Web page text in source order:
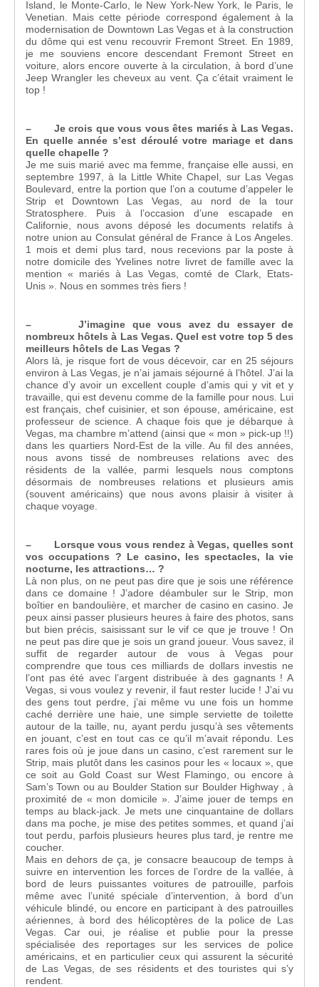
Island, le Monte-Carlo, le New York-New York, le Paris, le
Venetian. Mais cette période correspond également à la
modernisation de Downtown Las Vegas et à la construction
du dôme qui est venu recouvrir Fremont Street. En 1989,
je me souviens encore descendant Fremont Street en
voiture, alors encore ouverte à la circulation, à bord d’une
Jeep Wrangler les cheveux au vent. Ça c’était vraiment le
top !
– Je crois que vous vous êtes mariés à Las Vegas.
En quelle année s’est déroulé votre mariage et dans
quelle chapelle ?
Je me suis marié avec ma femme, française elle aussi, en
septembre 1997, à la Little White Chapel, sur Las Vegas
Boulevard, entre la portion que l’on a coutume d’appeler le
Strip et Downtown Las Vegas, au nord de la tour
Stratosphere. Puis à l’occasion d’une escapade en
Californie, nous avons déposé les documents relatifs à
notre union au Consulat général de France à Los Angeles.
1 mois et demi plus tard, nous recevions par la poste à
notre domicile des Yvelines notre livret de famille avec la
mention « mariés à Las Vegas, comté de Clark, Etats-
Unis ». Nous en sommes très fiers !
– J’imagine que vous avez du essayer de
nombreux hôtels à Las Vegas. Quel est votre top 5 des
meilleurs hôtels de Las Vegas ?
Alors là, je risque fort de vous décevoir, car en 25 séjours
environ à Las Vegas, je n’ai jamais séjourné à l’hôtel. J’ai la
chance d’y avoir un excellent couple d’amis qui y vit et y
travaille, qui est devenu comme de la famille pour nous. Lui
est français, chef cuisinier, et son épouse, américaine, est
professeur de science. A chaque fois que je débarque à
Vegas, ma chambre m’attend (ainsi que « mon » pick-up !!)
dans les quartiers Nord-Est de la ville. Au fil des années,
nous avons tissé de nombreuses relations avec des
résidents de la vallée, parmi lesquels nous comptons
désormais de nombreuses relations et plusieurs amis
(souvent américains) que nous avons plaisir à visiter à
chaque voyage.
– Lorsque vous vous rendez à Vegas, quelles sont
vos occupations ? Le casino, les spectacles, la vie
nocturne, les attractions… ?
Là non plus, on ne peut pas dire que je sois une référence
dans ce domaine ! J’adore déambuler sur le Strip, mon
boîtier en bandoulière, et marcher de casino en casino. Je
peux ainsi passer plusieurs heures à faire des photos, sans
but bien précis, saisissant sur le vif ce que je trouve ! On
ne peut pas dire que je sois un grand joueur. Vous savez, il
suffit de regarder autour de vous à Vegas pour
comprendre que tous ces milliards de dollars investis ne
l’ont pas été avec l’argent distribuée à des gagnants ! A
Vegas, si vous voulez y revenir, il faut rester lucide ! J’ai vu
des gens tout perdre, j’ai même vu une fois un homme
caché derrière une haie, une simple serviette de toilette
autour de la taille, nu, ayant perdu jusqu’à ses vêtements
en jouant, c’est en tout cas ce qu’il m’avait répondu. Les
rares fois où je joue dans un casino, c’est rarement sur le
Strip, mais plutôt dans les casinos pour les « locaux », que
ce soit au Gold Coast sur West Flamingo, ou encore à
Sam’s Town ou au Boulder Station sur Boulder Highway , à
proximité de « mon domicile ». J’aime jouer de temps en
temps au black-jack. Je mets une cinquantaine de dollars
dans ma poche, je mise des petites sommes, et quand j’ai
tout perdu, parfois plusieurs heures plus tard, je rentre me
coucher.
Mais en dehors de ça, je consacre beaucoup de temps à
suivre en intervention les forces de l’ordre de la vallée, à
bord de leurs puissantes voitures de patrouille, parfois
même avec l’unité spéciale d’intervention, à bord d’un
véhicule blindé, ou encore en participant à des patrouilles
aériennes, à bord des hélicoptères de la police de Las
Vegas. Car oui, je réalise et publie pour la presse
spécialisée des reportages sur les services de police
américains, et en particulier ceux qui assurent la sécurité
de Las Vegas, de ses résidents et des touristes qui s’y
rendent.